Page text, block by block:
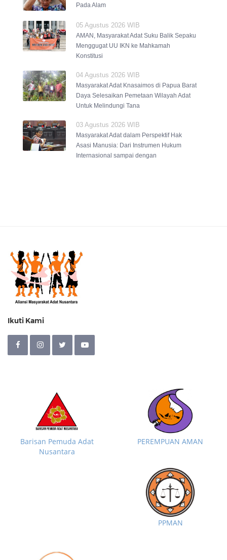
Pada Alam
05 Agustus 2026 WIB
AMAN, Masyarakat Adat Suku Balik Sepaku
Menggugat UU IKN ke Mahkamah
Konstitusi
04 Agustus 2026 WIB
Masyarakat Adat Knasaimos di Papua Barat
Daya Selesaikan Pemetaan Wilayah Adat
Untuk Melindungi Tana
03 Agustus 2026 WIB
Masyarakat Adat dalam Perspektif Hak
Asasi Manusia: Dari Instrumen Hukum
Internasional sampai dengan
Ikuti Kami
Barisan Pemuda Adat
Nusantara
PEREMPUAN AMAN
PPMAN